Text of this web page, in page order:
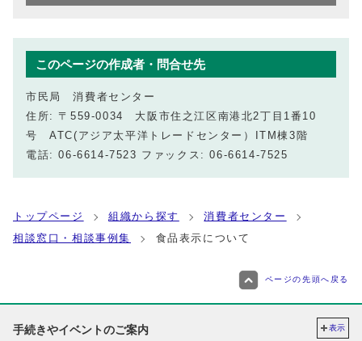
このページの作成者・問合せ先
市民局 消費者センター
住所: 〒559-0034 大阪市住之江区南港北2丁目1番10
号 ATC(アジア太平洋トレードセンター）ITM棟3階
電話: 06-6614-7523 ファックス: 06-6614-7525
トップページ 組織から探す
消費者センター
相談窓口・相談事例集
食品表示について
ページの先頭へ戻る
手続きやイベントのご案内 表示